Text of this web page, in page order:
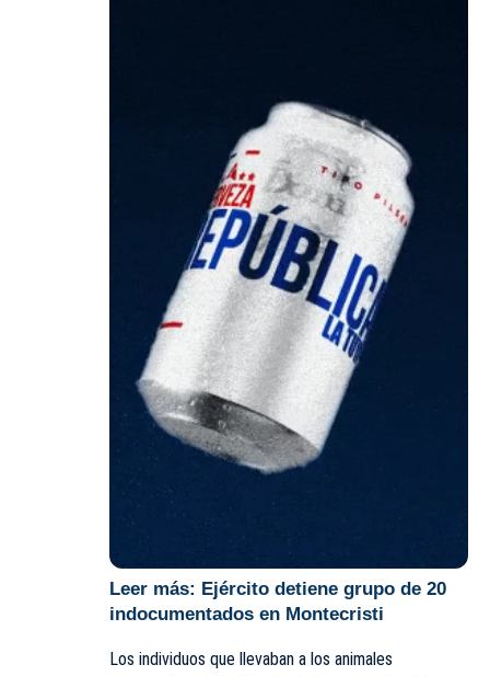
Leer más: Ejército detiene grupo de 20
indocumentados en Montecristi
Los individuos que llevaban a los animales